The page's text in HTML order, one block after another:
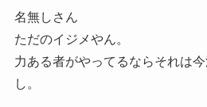
名無しさん
ただのイジメやん。
力ある者がやってるならそれは
し。